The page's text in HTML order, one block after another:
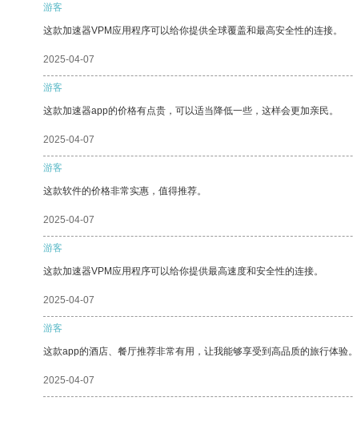
游客
这款加速器VPM应用程序可以给你提供全球覆盖和最高安全性的连接。
2025-04-07
游客
这款加速器app的价格有点贵，可以适当降低一些，这样会更加亲民。
2025-04-07
游客
这款软件的价格非常实惠，值得推荐。
2025-04-07
游客
这款加速器VPM应用程序可以给你提供最高速度和安全性的连接。
2025-04-07
游客
这款app的酒店、餐厅推荐非常有用，让我能够享受到高品质的旅行体验。
2025-04-07